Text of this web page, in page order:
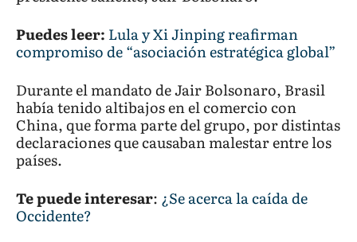
Puedes leer: Lula y Xi Jinping reafirman
compromiso de “asociación estratégica global”
Durante el mandato de Jair Bolsonaro, Brasil
había tenido altibajos en el comercio con
China, que forma parte del grupo, por distintas
declaraciones que causaban malestar entre los
países.
Te puede interesar: ¿Se acerca la caída de
Occidente?